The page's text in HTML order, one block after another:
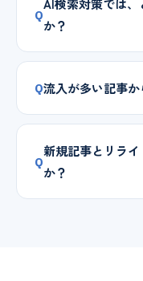
Q
AI検索対策では
か？
Q流入が多い記事
Q
新規記事とリラ
か？